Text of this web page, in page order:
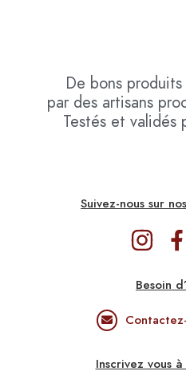
De bons produits
par des artisans
Testés et validés
Suivez-nous sur
Besoin
Inscrivez vous